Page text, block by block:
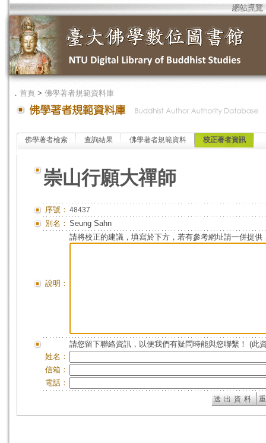
網站導覽
． 首頁 > 佛學著者規範資料庫
佛學著者檢索 查詢結果 佛學著者規範資料 校正著者資訊
崇山行願大禪師
序號： 48437
別名： Seung Sahn
說明：
請將校正的建議，填寫於下方，若有參考網址請一併提供
請您留下聯絡資訊，以便我們有疑問時能與您聯繫！ (此
姓名：
信箱：
電話：